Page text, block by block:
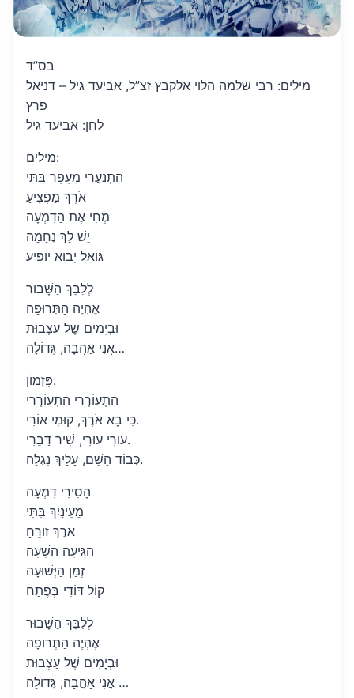
בס”ד
מילים: רבי שלמה הלוי אלקבץ זצ”ל, אביעד גיל – דניאל
פרץ
לחן: אביעד גיל
מילים:
הִתְנַעֲרִי מֵעָפָר בִּתִּי
אֹרֶךְ מַפְצִיעַ
מְחִי אֶת הַדִּמְעָה
יֵשׁ לָךְ נֶחָמָה
גּוֹאֵל יָבוֹא יוֹפִיעַ
לְלִבֵּךְ הַשָּׁבוּר
אֶהְיֶה הַתְּרוּפָה
וּבְיָמִים שֶׁל עַצְבוּת
אֲנִי אַהֲבָה, גְּדוֹלָה…
פִּזְמוֹן:
הִתְעוֹרְרִי הִתְעוֹרְרִי
כִּי בָא אֹרֶךְ, קוּמִי אוֹרִי.
עוּרִי עוּרִי, שִׁיר דַּבֵּרִי.
כְּבוֹד הַשֵּׁם, עָלַיִךְ נִגְלָה.
הָסִירִי דִּמְעָה
מֵעֵינַיִךְ בִּתִּי
אֹרֶךְ זוֹרֵחַ
הִגִּיעָה הַשָּׁעָה
זְמַן הַיְּשׁוּעָה
קוֹל דּוֹדִי בְּפֶתַח
לְלִבֵּךְ הַשָּׁבוּר
אֶהְיֶה הַתְּרוּפָה
וּבְיָמִים שֶׁל עַצְבוּת
אֲנִי אַהֲבָה, גְּדוֹלָה …